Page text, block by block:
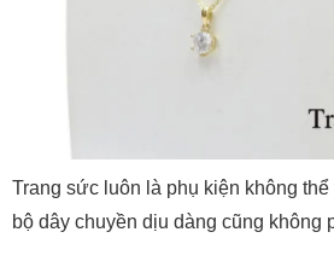
Trang sức luôn là phụ kiện không
bộ dây chuyền dịu dàng cũng không